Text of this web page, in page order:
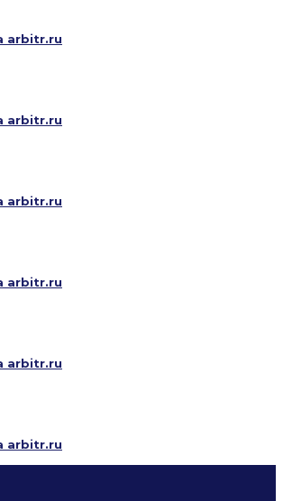
arbitr.ru
arbitr.ru
arbitr.ru
arbitr.ru
arbitr.ru
arbitr.ru